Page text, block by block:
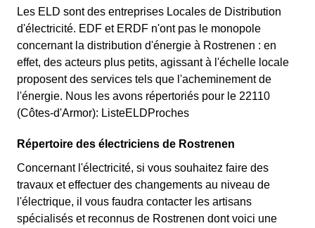
Les ELD sont des entreprises Locales de Distribution
d'électricité. EDF et ERDF n'ont pas le monopole
concernant la distribution d'énergie à Rostrenen : en
effet, des acteurs plus petits, agissant à l'échelle locale
proposent des services tels que l'acheminement de
l'énergie. Nous les avons répertoriés pour le 22110
(Côtes-d'Armor): ListeELDProches
Répertoire des électriciens de Rostrenen
Concernant l'électricité, si vous souhaitez faire des
travaux et effectuer des changements au niveau de
l'électrique, il vous faudra contacter les artisans
spécialisés et reconnus de Rostrenen dont voici une